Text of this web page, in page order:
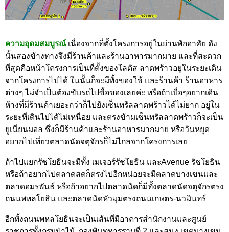
ความอุดมสมบูรณ์ เนื่องจากที่ตั้งโครงการอยู่ในย่านพักอาศัย ดัง
นั้นสองข้างทางจึงมีร้านค้าและร้านอาหารมากมาย และที่สะดวก
ที่สุดคือหน้าโครงการเป็นที่ตั้งของโลตัส ลาดพร้าวอยูในระยะเดิน
จากโครงการไปได้ ในนั้นก็จะมีทั้งของใช้ และร้านค้า ร้านอาหาร
ต่างๆ ไม่จำเป็นต้องขับรถไปซื้อของเลยค่ะ หรือถ้าเบื่อๆอยากเดิน
ห้างที่มีร้านค้าเยอะกว่าก็ไปยังเซ็นทรัลลาดพร้าวได้ไม่ยาก อยู่ใน
ระยะที่เดินไปได้ไม่เหนื่อย และตรงข้ามเซ็นทรัลลาดพร้าวก็จะเป็น
ยูเนี่ยนมอล ซึ่งก็มีร้านค้าและร้านอาหารมากมาย หรือวันหยุด
อยากไปเที่ยวตลาดนัดจตุจักรก็ไม่ไกลจากโครงการเลย
ถ้าไปแยกรัชโยธินจะมีทั้ง เมเจอร์รัชโยธิน และAvenue รัชโยธิน
หรือถ้าอยากไปตลาดสดก็ตรงไปอีกหน่อยจะมีตลาดบางเขนและ
ตลาดอมรพันธ์ หรือถ้าอยากไปตลาดนัดก็มีทั้งตลาดนัดจตุจักรตรง
ถนนพหลโยธิน และตลาดนัดหัวมุมตรงถนนเกษตร-นวมินทร์
อีกทั้งถนนพหลโยธินจะเป็นเส้นที่มีอาคารสำนักงานและศูนย์